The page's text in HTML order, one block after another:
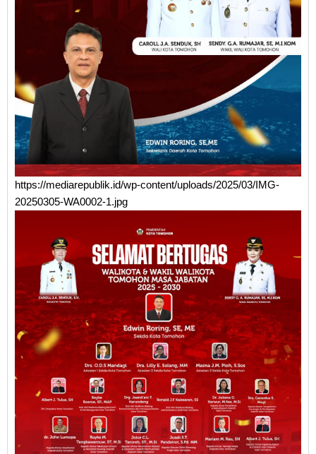
https://mediarepublik.id/wp-content/uploads/2025/03/IMG-
20250305-WA0002-1.jpg